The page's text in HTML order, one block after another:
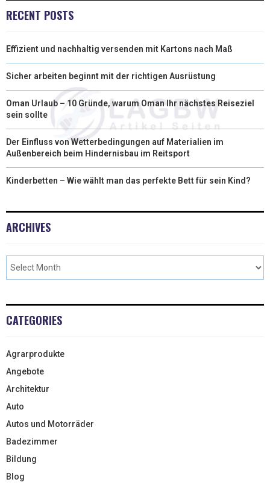
E
R
)
K S
T
N
RECENT POSTS
Effizient und nachhaltig versenden mit Kartons nach Maß
Sicher arbeiten beginnt mit der richtigen Ausrüstung
Oman Urlaub – 10 Gründe, warum Oman Ihr nächstes Reiseziel
sein sollte
Der Einfluss von Wetterbedingungen auf Materialien im
Außenbereich beim Hindernisbau im Reitsport
Kinderbetten – Wie wählt man das perfekte Bett für sein Kind?
ARCHIVES
CATEGORIES
Agrarprodukte
Angebote
Architektur
Auto
Autos und Motorräder
Badezimmer
Bildung
Blog